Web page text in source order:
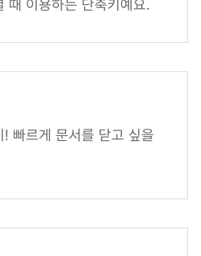
때 이용하는 단축키예요.
빠르게 문서를 닫고 싶을